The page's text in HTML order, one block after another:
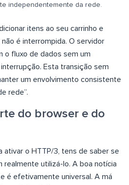
independentemente da rede.
itens ao seu carrinho e
é interrompida. O servidor
o fluxo de dados sem um
Esta transição sem
um envolvimento consistente
rede”.
do browser e do
ativar o HTTP/3, tens de saber se
utilizá-lo. A boa notícia
é efetivamente universal. A má